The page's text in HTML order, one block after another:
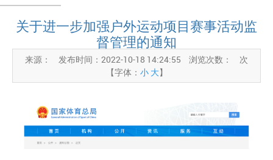
关于进一步加强户外运动项目赛事活动监
督管理的通知
来源： 发布时间：2022-10-18 14:24:55 浏览次数：
次
【字体： 小 大】